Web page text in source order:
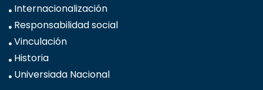
Internacionalización
Responsabilidad social
Vinculación
Historia
Universiada Nacional